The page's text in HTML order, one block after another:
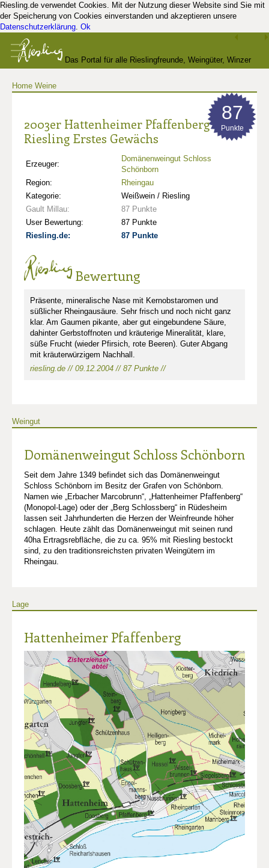
Riesling.de verwendet Cookies. Mit der Nutzung dieser Website sind Sie mit
der Speicherung von Cookies einverstanden und akzeptieren unsere
Datenschutzerklärung. Ok
Das Portal für alle Rieslingfreunde, Weingüter, Winzer
Home Weine
2003er Hattenheimer Pfaffenberg
Riesling Erstes Gewächs
Erzeuger:
Domänenweingut Schloss
Schönborn
Region:
Rheingau
Kategorie:
Weißwein / Riesling
Gault Millau:
87 Punkte
User Bewertung:
87 Punkte
Riesling.de:
87 Punkte
87
Punkte
Bewertung
Präsente, mineralische Nase mit Kernobstaromen und
süßlicher Rheingausäure. Sehr frisch und noch nicht ganz
klar. Am Gaumen pikante, aber gut eingebundene Säure,
dahinter Gerbstoffnoten und kräuterige Mineralität, klare,
süße Frucht (wieder Pfirsich, rote Beeren). Guter Abgang
mit kräuterwürzigem Nachhall.
riesling.de // 09.12.2004 // 87 Punkte //
Weingut
Domänenweingut Schloss Schönborn
Seit dem Jahre 1349 befindet sich das Domänenweingut
Schloss Schönborn im Besitz der Grafen von Schönborn.
Namen wie „Erbacher Marcobrunn“, „Hattenheimer Pfaffenberg“
(Monopol-Lage) oder der „Berg Schlossberg“ in Rüdesheim
lassen seit Jahrhunderten die Herzen der Weinfreunde höher
schlagen. Heute zählt das Domänenweingut mit seinen rund
40ha Ertragsrebfläche, die zu ca. 95% mit Riesling bestockt
sind, zu den traditionsreichsten privaten Weingütern im
Rheingau.
Lage
Hattenheimer Pfaffenberg